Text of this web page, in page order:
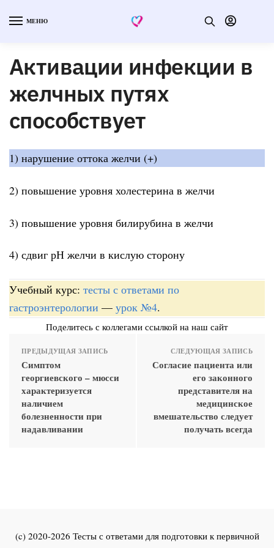
МЕНЮ
Активации инфекции в
желчных путях
способствует
1) нарушение оттока желчи (+)
2) повышение уровня холестерина в желчи
3) повышение уровня билирубина в желчи
4) сдвиг рН желчи в кислую сторону
Учебный курс: тесты с ответами по
гастроэнтерологии — урок №4.
Поделитесь с коллегами ссылкой на наш сайт
ПРЕДЫДУЩАЯ ЗАПИСЬ
Симптом
георгиевского – мюсси
характеризуется
наличием
болезненности при
надавливании
СЛЕДУЮЩАЯ ЗАПИСЬ
Согласие пациента или
его законного
представителя на
медицинское
вмешательство следует
получать всегда
(c) 2020-2026 Тесты с ответами для подготовки к первичной